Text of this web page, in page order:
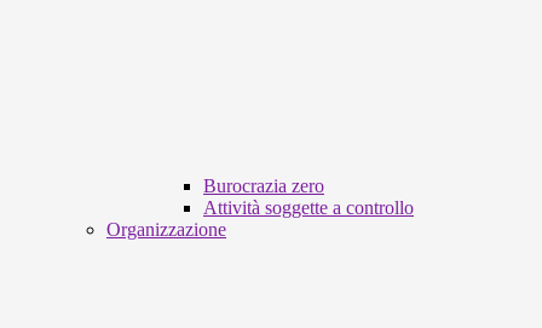
Burocrazia zero
Attività soggette a controllo
Organizzazione